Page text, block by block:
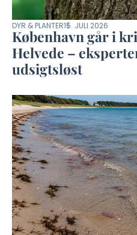
DYR & PLANTER15. JULI 2026
København går i
Helvede –
udsigtsløst